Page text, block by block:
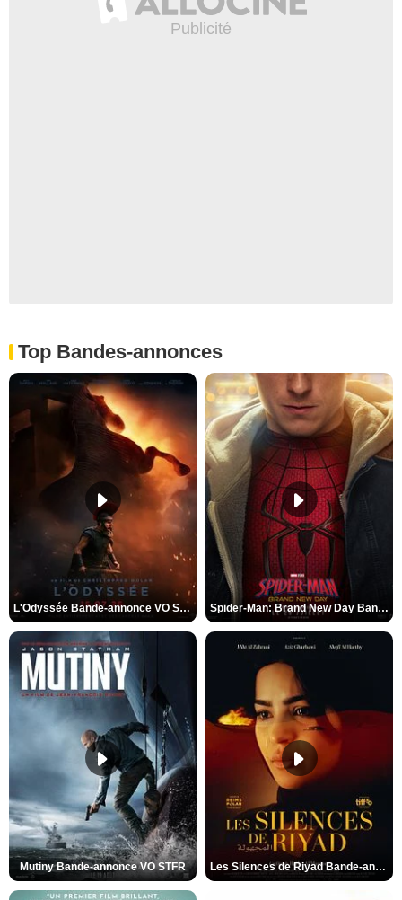
Top Bandes-annonces
L'Odyssée Bande-annonce VO STFR Spider-Man: Brand New Day Bande-annonce VO STFR
Mutiny Bande-annonce VO STFR Les Silences de Riyad Bande-annonce VO STFR